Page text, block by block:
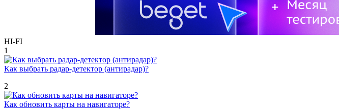
HI-FI
1
Как выбрать радар-детектор (антирадар)?
2
Как обновить карты на навигаторе?